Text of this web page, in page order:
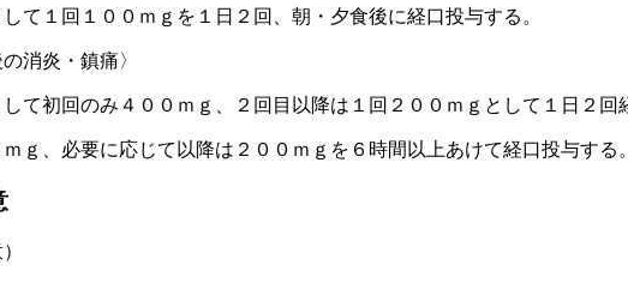
て１回１００ｍｇを１日２回、朝・夕食後に経口投与する。
消炎・鎮痛〉
て初回のみ４００ｍｇ、２回目以降は１回２００ｍｇとして１日２回
ｇ、必要に応じて以降は２００ｍｇを６時間以上あけて経口投与する